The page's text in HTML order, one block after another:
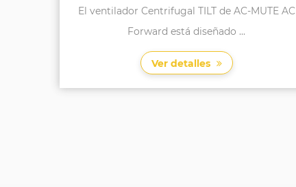
El ventilador Centrifugal TILT de AC-MUTE AC
Forward está diseñado ...
Ver detalles